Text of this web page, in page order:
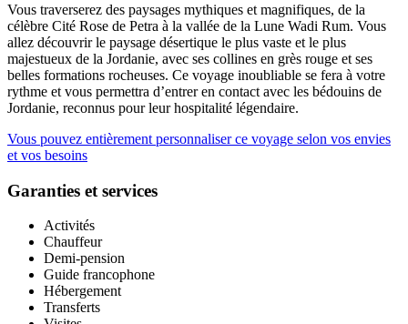
Vous traverserez des paysages mythiques et magnifiques, de la
célèbre Cité Rose de Petra à la vallée de la Lune Wadi Rum. Vous
allez découvrir le paysage désertique le plus vaste et le plus
majestueux de la Jordanie, avec ses collines en grès rouge et ses
belles formations rocheuses. Ce voyage inoubliable se fera à votre
rythme et vous permettra d’entrer en contact avec les bédouins de
Jordanie, reconnus pour leur hospitalité légendaire.
Vous pouvez entièrement personnaliser ce voyage selon vos envies
et vos besoins
Garanties et services
Activités
Chauffeur
Demi-pension
Guide francophone
Hébergement
Transferts